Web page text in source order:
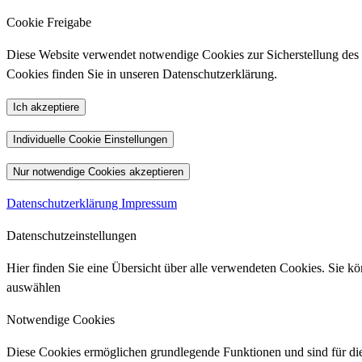
Cookie Freigabe
Diese Website verwendet notwendige Cookies zur Sicherstellung
Cookies finden Sie in unseren Datenschutzerklärung.
Ich akzeptiere
Individuelle Cookie Einstellungen
Nur notwendige Cookies akzeptieren
Datenschutzerklärung Impressum
Datenschutzeinstellungen
Hier finden Sie eine Übersicht über alle verwendeten Cookies. Sie
auswählen
Notwendige Cookies
Diese Cookies ermöglichen grundlegende Funktionen und sind für